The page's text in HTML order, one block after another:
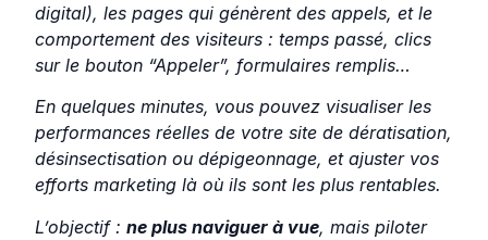
digital), les pages qui génèrent des appels, et le
comportement des visiteurs : temps passé, clics
sur le bouton “Appeler”, formulaires remplis…
En quelques minutes, vous pouvez visualiser les
performances réelles de votre site de dératisation,
désinsectisation ou dépigeonnage, et ajuster vos
efforts marketing là où ils sont les plus rentables.
L’objectif : ne plus naviguer à vue, mais piloter